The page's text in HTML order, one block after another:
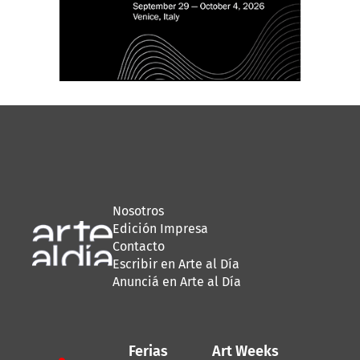
Nosotros
Edición Impresa
Contacto
Escribir en Arte al Día
Anunciá en Arte al Día
Ferias Art Weeks